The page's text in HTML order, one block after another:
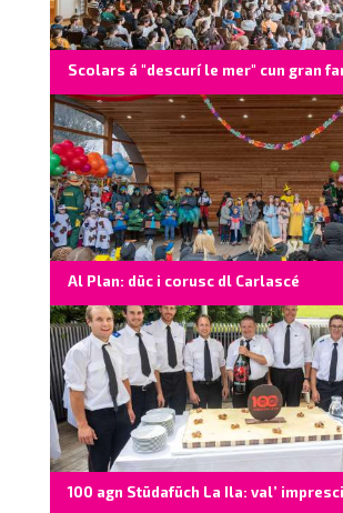
Scolars á "descurí le mer" cun gran
Al Plan: düc i corusc dl Carlascé
100 agn Stüdafüch La Ila: val’